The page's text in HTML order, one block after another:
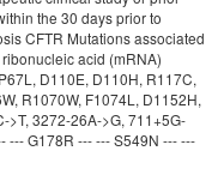
the 30 days prior to
CFTR Mutations associated
acid (mRNA)
D110E, D110H, R117C,
R1070W, F1074L, D1152H,
3272-26A->G, 711+5G-
--- G178R --- --- S549N --- ---